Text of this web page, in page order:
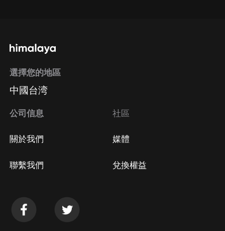
選擇您的地區
中國台湾
公司信息
關於我們
聯繫我們
社區
媒體
兌換權益